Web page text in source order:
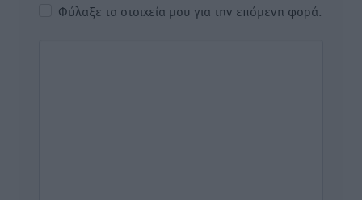
Φύλαξε τα στοιχεία μου για την επόμενη φορά.